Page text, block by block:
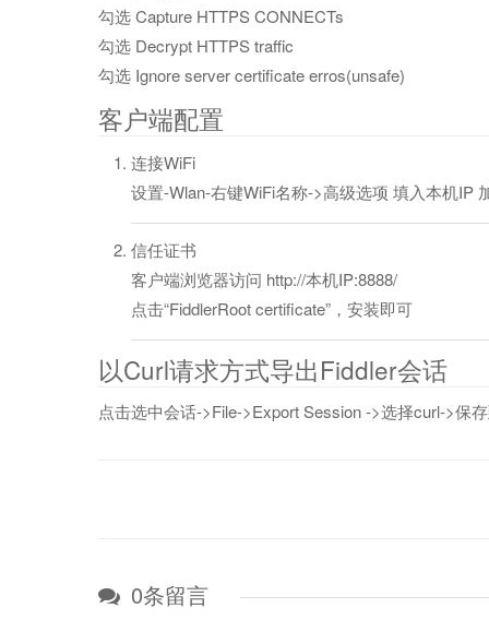
勾选 Capture HTTPS CONNECTs
勾选 Decrypt HTTPS traffic
勾选 Ignore server certificate erros(unsafe)
客户端配置
连接WiFi
设置-Wlan-右键WiFi名称->高级选项 填入本机IP
信任证书
客户端浏览器访问 http://本机IP:8888/
点击“FiddlerRoot certificate”，安装即可
以Curl请求方式导出Fiddler会话
点击选中会话->File->Export Session ->选择curl->保
0条留言